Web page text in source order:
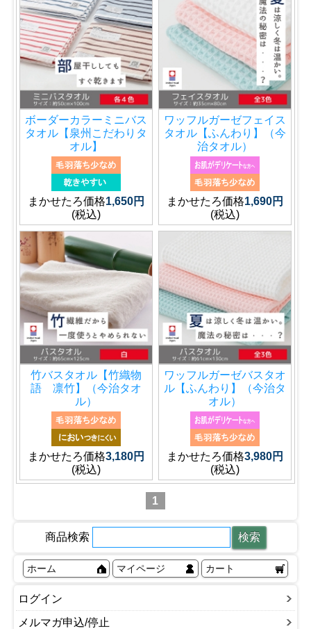
ボーダーカラーミニバス
タオル【泉州こだわりタ
オル】
まかせたろ価格1,650円
(税込)
ワッフルガーゼフェイス
タオル【ふんわり】（今
治タオル）
まかせたろ価格1,690円
(税込)
竹バスタオル【竹織物
語 凛竹】（今治タオ
ル）
まかせたろ価格3,180円
(税込)
ワッフルガーゼバスタオ
ル【ふんわり】（今治タ
オル）
まかせたろ価格3,980円
(税込)
1
商品検索
ホーム マイページ カート
ログイン
メルマガ申込/停止